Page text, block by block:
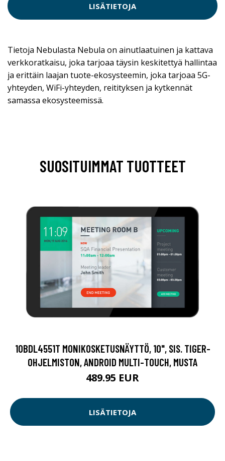
LISÄTIETOJA
Tietoja Nebulasta Nebula on ainutlaatuinen ja kattava
verkkoratkaisu, joka tarjoaa täysin keskitettyä hallintaa
ja erittäin laajan tuote-ekosysteemin, joka tarjoaa 5G-
yhteyden, WiFi-yhteyden, reitityksen ja kytkennät
samassa ekosysteemissä.
SUOSITUIMMAT TUOTTEET
10BDL4551T MONIKOSKETUSNÄYTTÖ, 10", SIS. TIGER-
OHJELMISTON, ANDROID MULTI-TOUCH, MUSTA
489.95 EUR
LISÄTIETOJA